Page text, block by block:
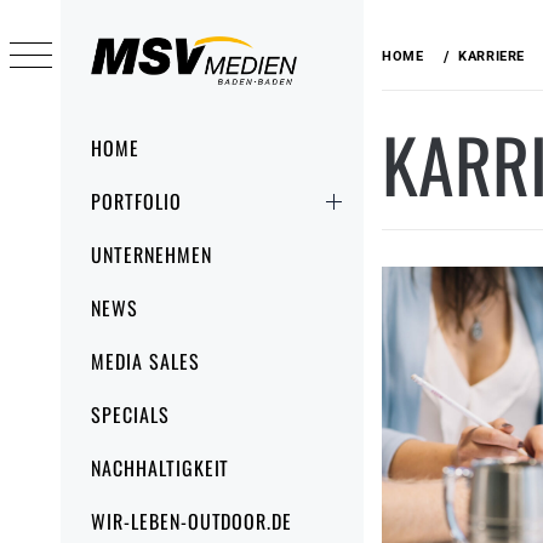
MSV MEDIEN
BADEN-BADEN
GMBH
MenuHOME
PORTFOLIO
UNTERNEHMEN
NEWS
MEDIA SALES
SPECIALS
NACHHALTIGKEIT
WIR-LEBEN-OUTDOOR.DE
to
content
HOME KARRIERE